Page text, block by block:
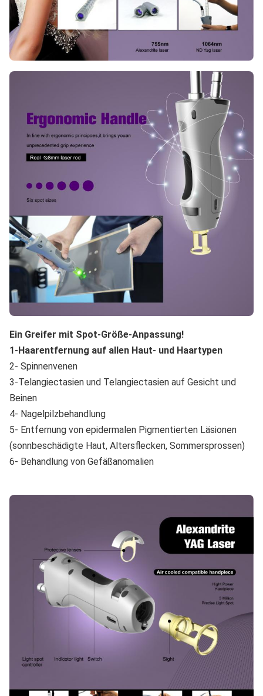
Ein Greifer mit Spot-Größe-Anpassung!
1-Haarentfernung auf allen Haut- und Haartypen
2- Spinnenvenen
3-Telangiectasien und Telangiectasien auf Gesicht und
Beinen
4- Nagelpilzbehandlung
5- Entfernung von epidermalen Pigmentierten Läsionen
(sonnbeschädigte Haut, Altersflecken, Sommersprossen)
6- Behandlung von Gefäßanomalien